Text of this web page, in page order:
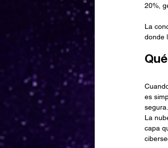
20%,
La
donde
es
segura.
La
capa